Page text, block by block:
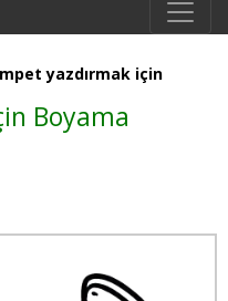
yazdırmak için
Boyama